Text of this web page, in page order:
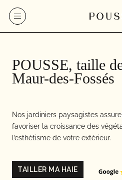
POUSSE, taille
Maur-des-Fossés
Nos jardiniers paysagistes
favoriser la croissance des
l’esthétisme de votre extérieur.
TAILLER MA HAIE